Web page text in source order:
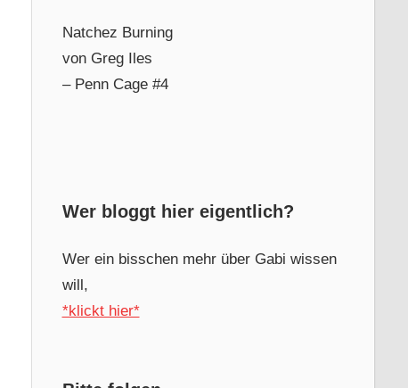
Natchez Burning
von Greg Iles
– Penn Cage #4
Wer bloggt hier eigentlich?
Wer ein bisschen mehr über Gabi wissen
will,
*klickt hier*